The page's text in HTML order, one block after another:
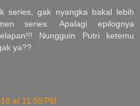
series, gak nyangka bakal lebih
series. Apalagi epilognya
Nungguin Putri ketemu
ya??
at 11:58 PM